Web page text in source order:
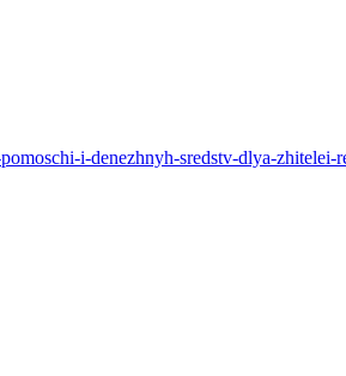
i-denezhnyh-sredstv-dlya-